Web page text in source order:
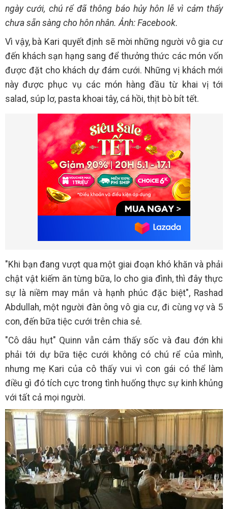
ngày cưới, chú rể đã thông báo hủy hôn lễ vì cảm thấy
chưa sẵn sàng cho hôn nhân. Ảnh: Facebook.
Vì vậy, bà Kari quyết định sẽ mời những người vô gia cư
đến khách sạn hạng sang để thưởng thức các món vốn
được đặt cho khách dự đám cưới. Những vị khách mới
này được phục vụ các món hàng đầu từ khai vị tới
salad, súp lơ, pasta khoai tây, cá hồi, thịt bò bít tết.
"Khi bạn đang vượt qua một giai đoạn khó khăn và phải
chật vật kiếm ăn từng bữa, lo cho gia đình, thì đây thực
sự là niềm may mắn và hạnh phúc đặc biệt", Rashad
Abdullah, một người đàn ông vô gia cư, đi cùng vợ và 5
con, đến bữa tiệc cưới trên chia sẻ.
"Cô dâu hụt" Quinn vẫn cảm thấy sốc và đau đớn khi
phải tới dự bữa tiệc cưới không có chú rể của mình,
nhưng mẹ Kari của cô thấy vui vì con gái có thể làm
điều gì đó tích cực trong tình huống thực sự kinh khủng
với tất cả mọi người.